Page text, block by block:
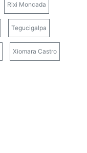
Rixi Moncada
Tegucigalpa
Xiomara Castro